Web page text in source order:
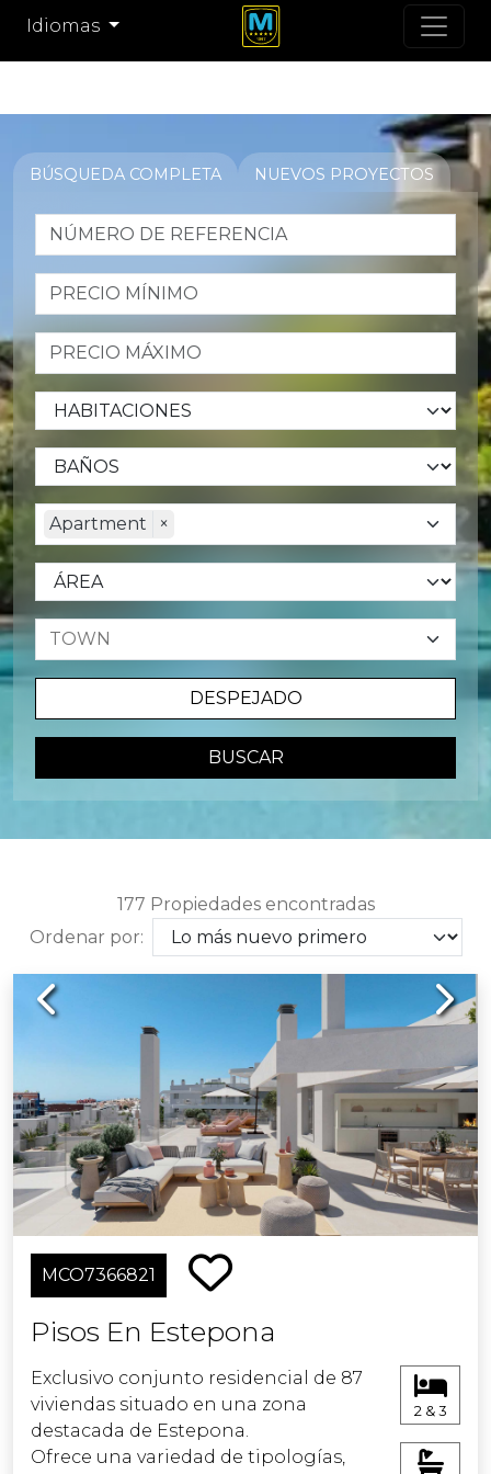
Idiomas
BÚSQUEDA COMPLETA NUEVOS PROYECTOS
DESPEJADO
Apartment ×
BUSCAR
177 Propiedades encontradas
Ordenar por:
Previous Next
MCO7366821
Pisos En Estepona
Exclusivo conjunto residencial de 87
viviendas situado en una zona
destacada de Estepona.
Ofrece una variedad de tipologías,
2 & 3